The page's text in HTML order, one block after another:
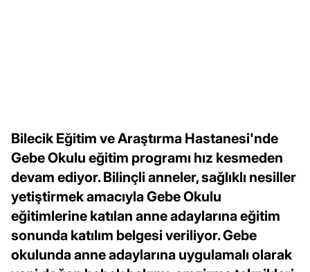
Bilecik Eğitim ve Araştırma Hastanesi'nde
Gebe Okulu eğitim programı hız kesmeden
devam ediyor. Bilinçli anneler, sağlıklı nesiller
yetiştirmek amacıyla Gebe Okulu
eğitimlerine katılan anne adaylarına eğitim
sonunda katılım belgesi veriliyor. Gebe
okulunda anne adaylarına uygulamalı olarak